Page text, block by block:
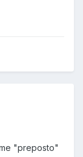
"preposto"